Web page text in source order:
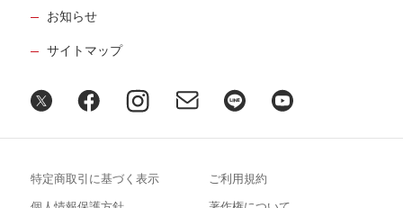
お知らせ
サイトマップ
特定商取引に基づく表示 ご利用規約